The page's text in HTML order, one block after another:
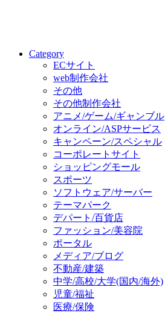
Category
ECサイト
web制作会社
その他
その他制作会社
アニメ/ゲーム/ギャンブル
オンライン/ASPサービス
キャンペーン/スペシャル
コーポレートサイト
ショッピングモール
スポーツ
ソフトウェア/サーバー
テーマパーク
デパート/百貨店
ファッション/美容院
ポータル
メディア/ブログ
不動産/建築
中学/高校/大学(国内/海外)
児童/福祉
医療/保険